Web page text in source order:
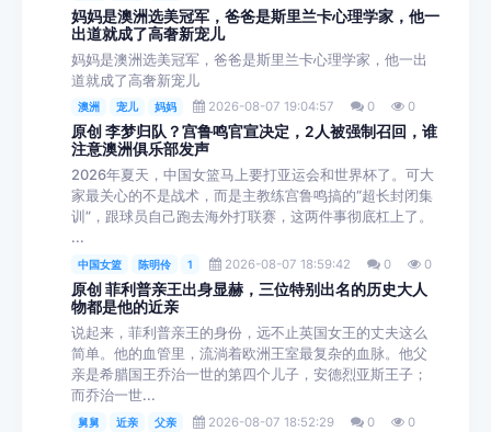
妈妈是澳洲选美冠军，爸爸是斯里兰卡心理学家，他一
出道就成了高奢新宠儿
妈妈是澳洲选美冠军，爸爸是斯里兰卡心理学家，他一出
道就成了高奢新宠儿
澳洲 宠儿 妈妈 2026-08-07 19:04:57 0 0
原创 李梦归队？宫鲁鸣官宣决定，2人被强制召回，谁
注意澳洲俱乐部发声
2026年夏天，中国女篮马上要打亚运会和世界杯了。可大
家最关心的不是战术，而是主教练宫鲁鸣搞的“超长封闭集
训”，跟球员自己跑去海外打联赛，这两件事彻底杠上了。
...
中国女篮 陈明伶 1 2026-08-07 18:59:42 0 0
原创 菲利普亲王出身显赫，三位特别出名的历史大人
物都是他的近亲
说起来，菲利普亲王的身份，远不止英国女王的丈夫这么
简单。他的血管里，流淌着欧洲王室最复杂的血脉。他父
亲是希腊国王乔治一世的第四个儿子，安德烈亚斯王子；
而乔治一世...
舅舅 近亲 父亲 2026-08-07 18:52:29 0 0